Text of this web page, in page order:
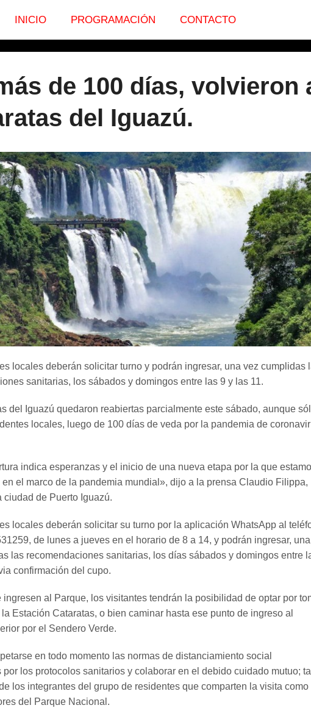
INICIO PROGRAMACIÓN CONTACTO
de 100 días, volvieron
del Iguazú.
locales deberán solicitar turno y podrán ingresar, una vez cumplidas
sanitarias, los sábados y domingos entre las 9 y las 11.
del Iguazú quedaron reabiertas parcialmente este sábado, aunque
locales, luego de 100 días de veda por la pandemia de
indica esperanzas y el inicio de una nueva etapa por la que
el marco de la pandemia mundial», dijo a la prensa Claudio Filippa,
ciudad de Puerto Iguazú.
locales deberán solicitar su turno por la aplicación WhatsApp al
de lunes a jueves en el horario de 8 a 14, y podrán ingresar, una
las recomendaciones sanitarias, los días sábados y domingos entre
confirmación del cupo.
ingresen al Parque, los visitantes tendrán la posibilidad de optar por
Estación Cataratas, o bien caminar hasta ese punto de ingreso al
por el Sendero Verde.
en todo momento las normas de distanciamiento social
por los protocolos sanitarios y colaborar en el debido cuidado mutuo;
los integrantes del grupo de residentes que comparten la visita como
del Parque Nacional.